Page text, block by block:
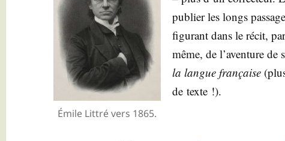
Émile Lit­tré vers 1865.
publier les longs
figu­rant dans le récit,
même, de l’a­ven­ture
la langue fran­çaise
de texte !).